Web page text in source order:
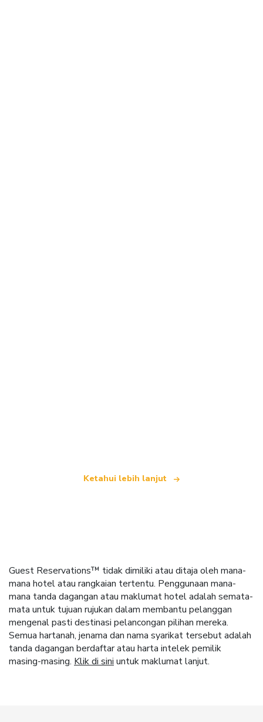
Ketahui lebih lanjut
Guest Reservations™ tidak dimiliki atau ditaja oleh mana-
mana hotel atau rangkaian tertentu. Penggunaan mana-
mana tanda dagangan atau maklumat hotel adalah semata-
mata untuk tujuan rujukan dalam membantu pelanggan
mengenal pasti destinasi pelancongan pilihan mereka.
Semua hartanah, jenama dan nama syarikat tersebut adalah
tanda dagangan berdaftar atau harta intelek pemilik
masing-masing. Klik di sini untuk maklumat lanjut.